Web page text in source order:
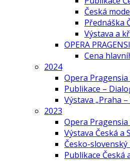
Česká
Přednáška
Výstava a
OPERA
Cena
2024
Opera Pragensia
Publikace –
Výstava „Praha
2023
Opera Pragensia
Výstava Česká a
Česko-
Publikace